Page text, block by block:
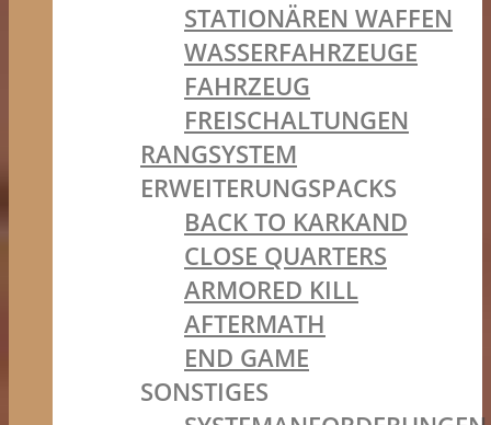
STATIONÄREN WAFFEN
WASSERFAHRZEUGE
FAHRZEUG
FREISCHALTUNGEN
RANGSYSTEM
ERWEITERUNGSPACKS
BACK TO KARKAND
CLOSE QUARTERS
ARMORED KILL
AFTERMATH
END GAME
SONSTIGES